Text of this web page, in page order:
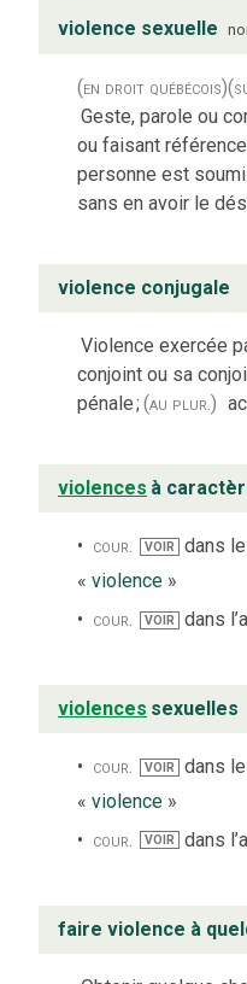
violence sexuelle
(en droit québécois)
Geste, parole ou
ou faisant
personne est
sans en avoir le
violence conjugale
Violence exercée
conjoint ou sa
pénale;(au plur.)
violences à
cour. VOIR dans
« violence »
cour.
VOIR dans
violences sexuelles
cour. VOIR dans
« violence »
cour.
VOIR dans
faire violence à